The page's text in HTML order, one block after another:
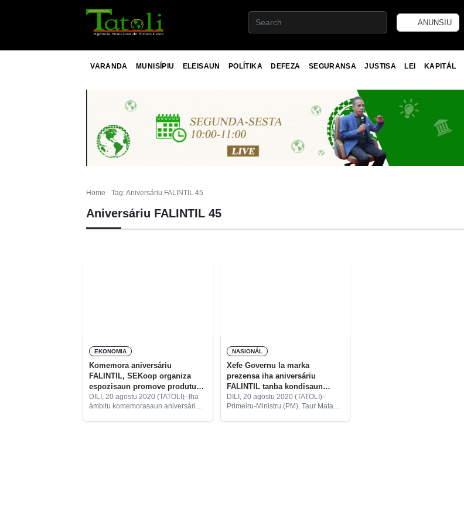
ANUNSIU
VARANDA MUNISÍPIU ELEISAUN POLÍTIKA DEFEZA SEGURANSA JUSTISA LEI KAPITÁL
Home Tag: Aniversáriu FALINTIL 45
Aniversáriu FALINTIL 45
EKONOMIA
Komemora aniversáriu
FALINTIL, SEKoop organiza
espozisaun promove produtu
kooperativa
DILI, 20 agostu 2020 (TATOLI)–Iha
ámbitu komemorasaun aniversáriu
NASIONÁL
Xefe Governu la marka
prezensa iha aniversáriu
FALINTIL tanba kondisaun
saúde
DILI, 20 agostu 2020 (TATOLI)–
Primeiru-Ministru (PM), Taur Matan